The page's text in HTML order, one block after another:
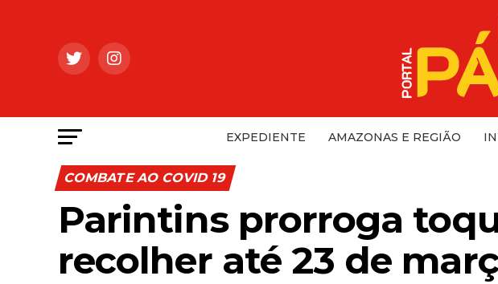
EXPEDIENTE AMAZONAS E REGIÃO
COMBATE AO COVID 19
Parintins prorroga
recolher até 23 de